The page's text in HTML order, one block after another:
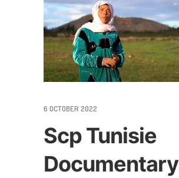
6 OCTOBER 2022
Scp Tunisie
Documentary